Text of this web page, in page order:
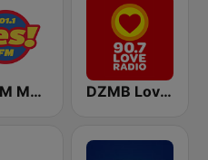
Yes FM Manila 101.1 DZMB Love Radio 90.7 FM